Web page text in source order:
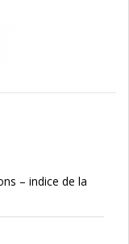
– indice de la